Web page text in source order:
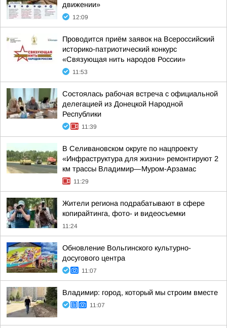
движении»
12:09
Проводится приём заявок на Всероссийский
историко-патриотический конкурс
«Связующая нить народов России»
11:53
Состоялась рабочая встреча с официальной
делегацией из Донецкой Народной
Республики
11:39
В Селивановском округе по нацпроекту
«Инфраструктура для жизни» ремонтируют 2
км трассы Владимир—Муром-Арзамас
11:29
Жители региона подрабатывают в сфере
копирайтинга, фото- и видеосъемки
11:24
Обновление Вольгинского культурно-
досугового центра
11:07
Владимир: город, который мы строим вместе
11:07